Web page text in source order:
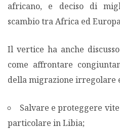
africano, e deciso di
scambio tra Africa ed
Il vertice ha anche
come affrontare
della migrazione irregolare
Salvare e proteggere
particolare in Libia;